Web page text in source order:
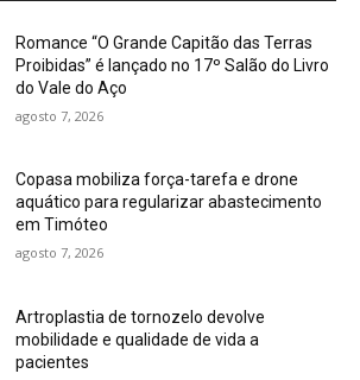
Romance “O Grande Capitão das Terras
Proibidas” é lançado no 17º Salão do Livro
do Vale do Aço
agosto 7, 2026
Copasa mobiliza força-tarefa e drone
aquático para regularizar abastecimento
em Timóteo
agosto 7, 2026
Artroplastia de tornozelo devolve
mobilidade e qualidade de vida a
pacientes